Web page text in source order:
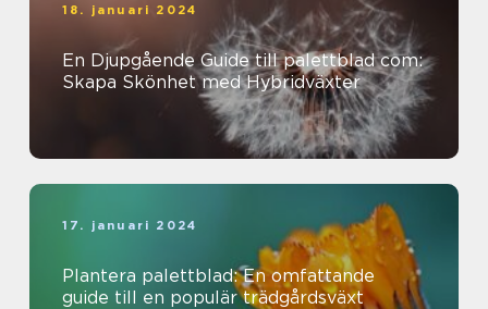
18. januari 2024
En Djupgående Guide till palettblad com:
Skapa Skönhet med Hybridväxter
17. januari 2024
Plantera palettblad: En omfattande
guide till en populär trädgårdsväxt